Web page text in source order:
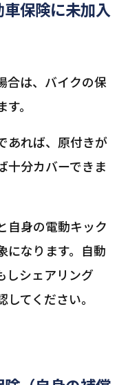
保険に未加入
合は、バイクの保
。
あれば、原付きが
十分カバーできま
自身の電動キック
になります。自動
しシェアリング
てください。